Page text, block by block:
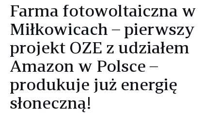
Farma fotowoltaiczna w
Miłkowicach – pierwszy
projekt OZE z udziałem
Amazon w Polsce –
produkuje już energię
słoneczną!